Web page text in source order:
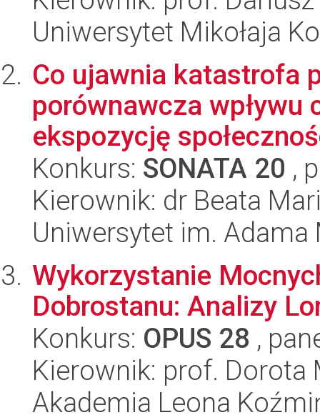
Uniwersytet Mikołaja
Co ujawnia katastrofa
porównawcza wpływu
ekspozycję
Konkurs: SONATA 20 ,
Kierownik: dr Beata
Uniwersytet im.
Wykorzystanie
Dobrostanu: Analizy
Konkurs: OPUS 28 ,
Kierownik: prof. Dorota
Akademia Leona